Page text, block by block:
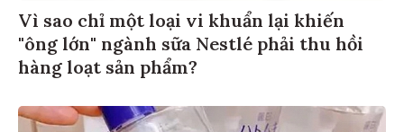
Vì sao chỉ một loại vi khuẩn lại khiến
"ông lớn" ngành sữa Nestlé phải thu hồi
hàng loạt sản phẩm?